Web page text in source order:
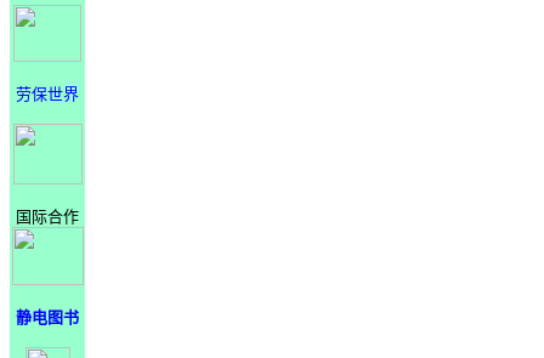
劳保世界
国际合作
静电图书